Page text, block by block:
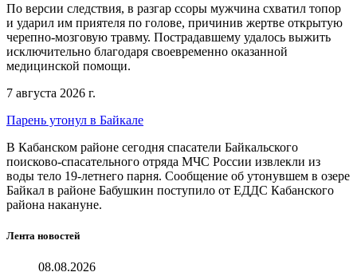
По версии следствия, в разгар ссоры мужчина схватил топор
и ударил им приятеля по голове, причинив жертве открытую
черепно-мозговую травму. Пострадавшему удалось выжить
исключительно благодаря своевременно оказанной
медицинской помощи.
7 августа 2026 г.
Парень утонул в Байкале
В Кабанском районе сегодня спасатели Байкальского
поисково-спасательного отряда МЧС России извлекли из
воды тело 19-летнего парня. Сообщение об утонувшем в озере
Байкал в районе Бабушкин поступило от ЕДДС Кабанского
района накануне.
Лента новостей
08.08.2026